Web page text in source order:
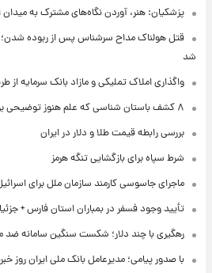
پزشکیان: هنر، آوردن نگاه‌های مشترک به
قتل هولناک مداح سرشناس پس از ربوده شدن؛
شد
واگذاری املاک تملیکی و مازاد بانک سرمایه از
۸ کشف باستان شناسی که علم هنوز توضیحی برای آنها ندارد+ تصاویر
بررسی رابطه قیمت طلا و دلار در ایران
شرط سپاه برای بازگشایی تنگه هرمز
ماجرای جاسوسی کارمند سازمان ملل برای
تأیید وجود فسفر در بمباران استان فارس +
رهگیری با چند دلار؛ شکست سنگین سامانه ضد
با صدور پیامی؛ مدیرعامل بانک ملی ایران روز